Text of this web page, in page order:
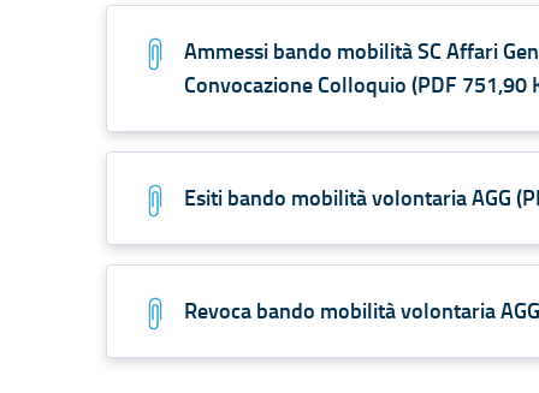
Ammessi bando mobilità SC Affari
Convocazione Colloquio (PDF 751,90
Esiti bando mobilità volontaria AGG (
Revoca bando mobilità volontaria